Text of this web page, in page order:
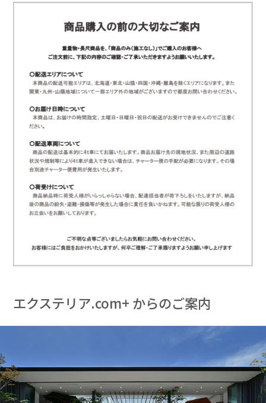
エクステリア.com+ からのご案内